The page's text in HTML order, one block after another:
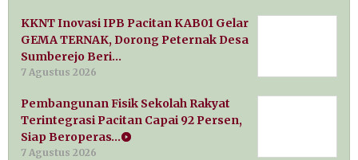
KKNT Inovasi IPB Pacitan KAB01 Gelar
GEMA TERNAK, Dorong Peternak Desa
Sumberejo Beri…
7 Agustus 2026
Pembangunan Fisik Sekolah Rakyat
Terintegrasi Pacitan Capai 92 Persen,
Siap Beroperas…
7 Agustus 2026